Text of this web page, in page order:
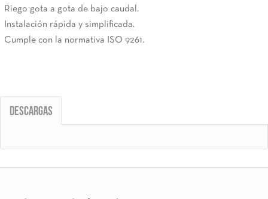
Riego gota a gota de bajo caudal.
Instalación rápida y simplificada.
Cumple con la normativa ISO 9261.
Descargas